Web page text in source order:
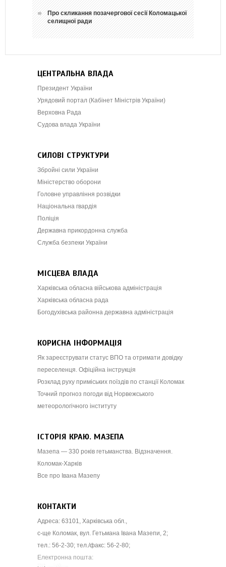
Про скликання позачергової сесії Коломацької
селищної ради
ЦЕНТРАЛЬНА ВЛАДА
Президент України
Урядовий портал (Кабінет Міністрів України)
Верховна Рада
Судова влада України
СИЛОВІ СТРУКТУРИ
Збройні сили України
Міністерство оборони
Головне управління розвідки
Національна гвардія
Поліція
Державна прикордонна служба
Служба безпеки України
МІСЦЕВА ВЛАДА
Харківська обласна військова адміністрація
Харківська обласна рада
Богодухівська районна державна адміністрація
КОРИСНА ІНФОРМАЦІЯ
Як зареєструвати статус ВПО та отримати довідку
переселенця. Офіційна інструкція
Розклад руху приміських поїздів по станції Коломак
Точний прогноз погоди від Норвежського
метеорологічного інституту
ІСТОРІЯ КРАЮ. МАЗЕПА
Мазепа — 330 років гетьманства. Відзначення.
Коломак-Харків
Все про Івана Мазепу
КОНТАКТИ
Адреса: 63101, Харківська обл.,
с-ще Коломак, вул. Гетьмана Івана Мазепи, 2;
тел.: 56-2-30; тел./факс: 56-2-80;
Електронна пошта: